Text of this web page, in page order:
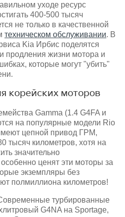
уходе ресурс
400-500 тысяч
не только в качественной
техническом обслуживании. В
Kia Ирбис поделятся
продления жизни мотора и
которые могут "убить"
корейских моторов
Gamma (1.4 G4FA и
на популярные модели Rio
цепной привод ГРМ,
тысяч километров, хотя на
значительно
ценят эти моторы за
экземпляры без
полмиллиона километров!
турбированные
G4NA на Sportage,